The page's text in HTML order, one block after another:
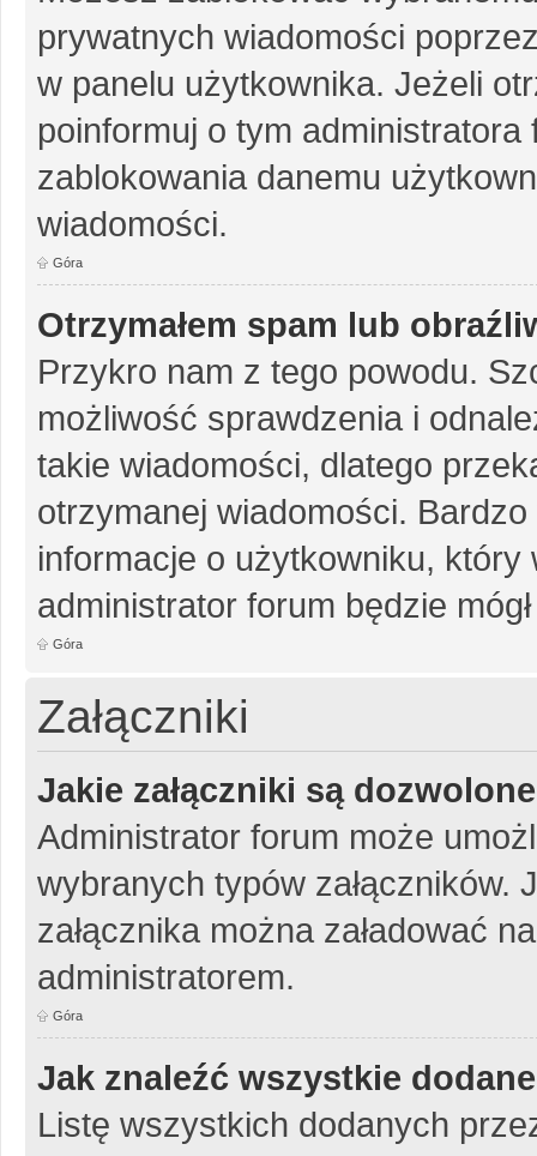
prywatnych wiadomości
w panelu użytkownika. Jeżeli
poinformuj o tym
zablokowania danemu
wiadomości.
Góra
Otrzymałem spam lub
Przykro nam z tego powodu.
możliwość sprawdzenia i
takie wiadomości, dlatego
otrzymanej wiadomości.
informacje o użytkowniku, który
administrator forum będzie
Góra
Załączniki
Jakie załączniki są
Administrator forum może
wybranych typów załączników.
załącznika można załadować
administratorem.
Góra
Jak znaleźć wszystkie
Listę wszystkich dodanych